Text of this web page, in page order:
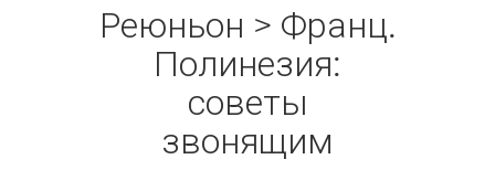
Реюньон > Франц.
Полинезия:
советы
звонящим